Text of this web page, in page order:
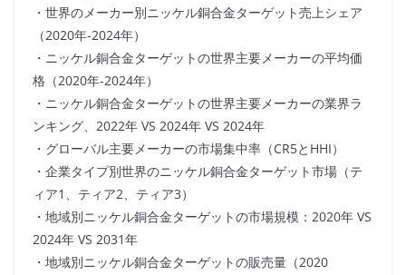
・世界のメーカー別ニッケル銅合金ターゲット売上シェア
（2020年-2024年）
・ニッケル銅合金ターゲットの世界主要メーカーの平均価
格（2020年-2024年）
・ニッケル銅合金ターゲットの世界主要メーカーの業界ラ
ンキング、2022年 VS 2024年 VS 2024年
・グローバル主要メーカーの市場集中率（CR5とHHI）
・企業タイプ別世界のニッケル銅合金ターゲット市場（テ
ィア1、ティア2、ティア3）
・地域別ニッケル銅合金ターゲットの市場規模：2020年 VS
2024年 VS 2031年
・地域別ニッケル銅合金ターゲットの販売量（2020